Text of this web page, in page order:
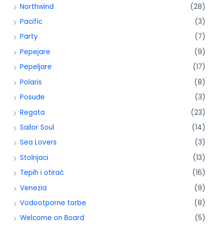
Northwind
(28)
Pacific
(3)
Party
(7)
Pepejare
(9)
Pepeljare
(17)
Polaris
(8)
Posuđe
(3)
Regata
(23)
Sailor Soul
(14)
Sea Lovers
(3)
Stolnjaci
(13)
Tepih i otirač
(16)
Venezia
(9)
Vodootporne torbe
(8)
Welcome on Board
(5)